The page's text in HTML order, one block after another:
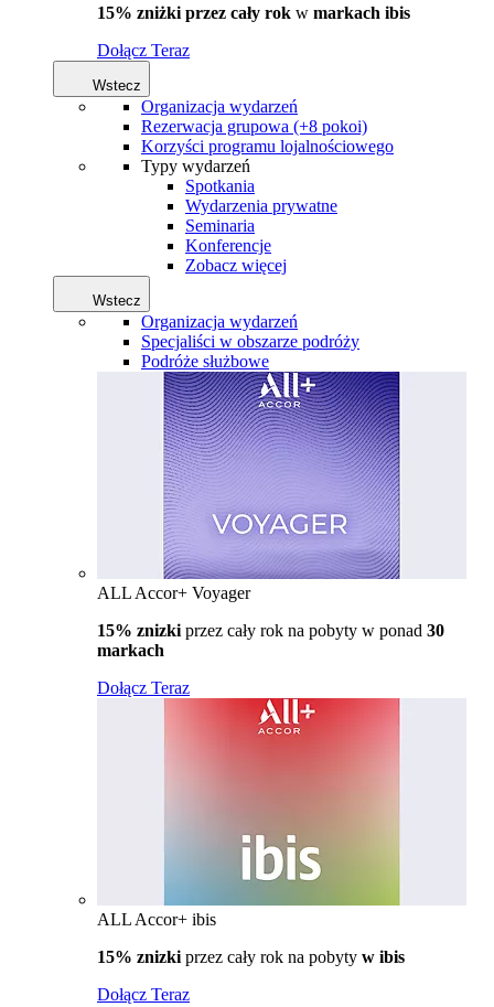
15% zniżki przez cały rok w markach ibis
Dołącz Teraz
Wstecz
Organizacja wydarzeń
Rezerwacja grupowa (+8 pokoi)
Korzyści programu lojalnościowego
Typy wydarzeń
Spotkania
Wydarzenia prywatne
Seminaria
Konferencje
Zobacz więcej
Wstecz
Organizacja wydarzeń
Specjaliści w obszarze podróży
Podróże służbowe
ALL Accor+ Voyager
15% znizki przez cały rok na pobyty w ponad 30
markach
Dołącz Teraz
ALL Accor+ ibis
15% znizki przez cały rok na pobyty w ibis
Dołącz Teraz